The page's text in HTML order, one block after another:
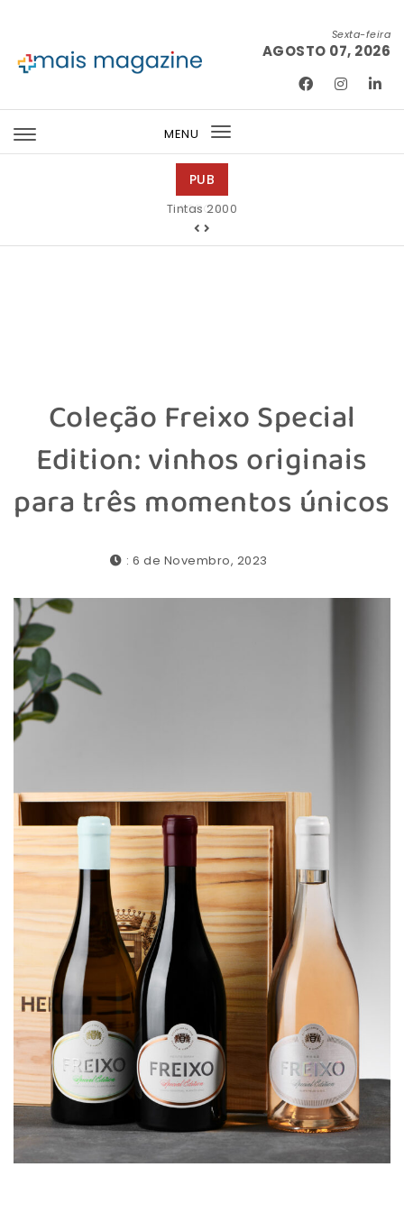
Sexta-feira
AGOSTO 07, 2026
MENU
Toggle
PUB
Tintas 2000
Coleção Freixo Special
Edition: vinhos originais
para três momentos únicos
: 6 de Novembro, 2023